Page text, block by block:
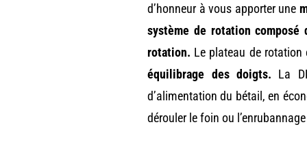
d’honneur à vous apporter une
système de rotation composé
rotation. Le plateau de
équilibrage des doigts. La
d’alimentation du bétail, en
dérouler le foin ou